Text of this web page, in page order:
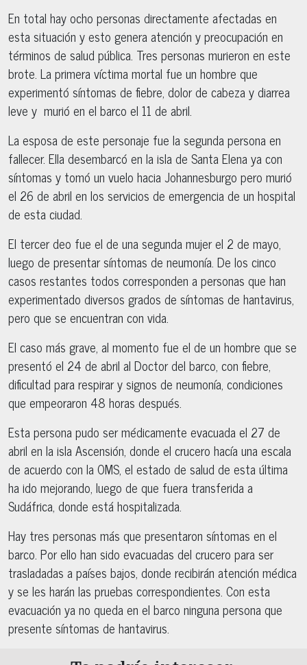
En total hay ocho personas directamente afectadas en
esta situación y esto genera atención y preocupación en
términos de salud pública. Tres personas murieron en este
brote. La primera víctima mortal fue un hombre que
experimentó síntomas de fiebre, dolor de cabeza y diarrea
leve y murió en el barco el 11 de abril.
La esposa de este personaje fue la segunda persona en
fallecer. Ella desembarcó en la isla de Santa Elena ya con
síntomas y tomó un vuelo hacia Johannesburgo pero murió
el 26 de abril en los servicios de emergencia de un hospital
de esta ciudad.
El tercer deo fue el de una segunda mujer el 2 de mayo,
luego de presentar síntomas de neumonía. De los cinco
casos restantes todos corresponden a personas que han
experimentado diversos grados de síntomas de hantavirus,
pero que se encuentran con vida.
El caso más grave, al momento fue el de un hombre que se
presentó el 24 de abril al Doctor del barco, con fiebre,
dificultad para respirar y signos de neumonía, condiciones
que empeoraron 48 horas después.
Esta persona pudo ser médicamente evacuada el 27 de
abril en la isla Ascensión, donde el crucero hacía una escala
de acuerdo con la OMS, el estado de salud de esta última
ha ido mejorando, luego de que fuera transferida a
Sudáfrica, donde está hospitalizada.
Hay tres personas más que presentaron síntomas en el
barco. Por ello han sido evacuadas del crucero para ser
trasladadas a países bajos, donde recibirán atención médica
y se les harán las pruebas correspondientes. Con esta
evacuación ya no queda en el barco ninguna persona que
presente síntomas de hantavirus.